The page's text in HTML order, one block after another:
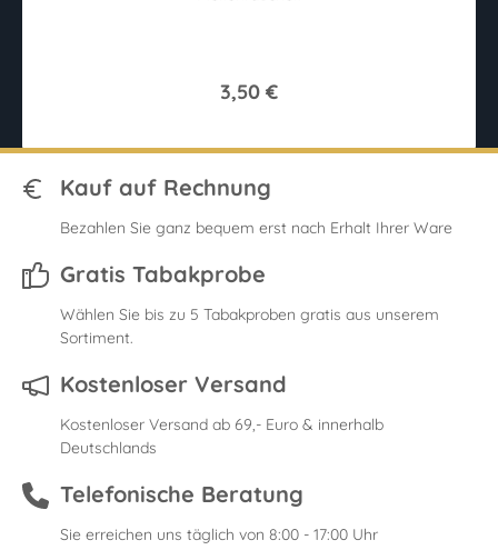
3,50 €
Kauf auf Rechnung
Bezahlen Sie ganz bequem erst nach Erhalt Ihrer Ware
Gratis Tabakprobe
Wählen Sie bis zu 5 Tabakproben gratis aus unserem
Sortiment.
Kostenloser Versand
Kostenloser Versand ab 69,- Euro & innerhalb
Deutschlands
Telefonische Beratung
Sie erreichen uns täglich von 8:00 - 17:00 Uhr